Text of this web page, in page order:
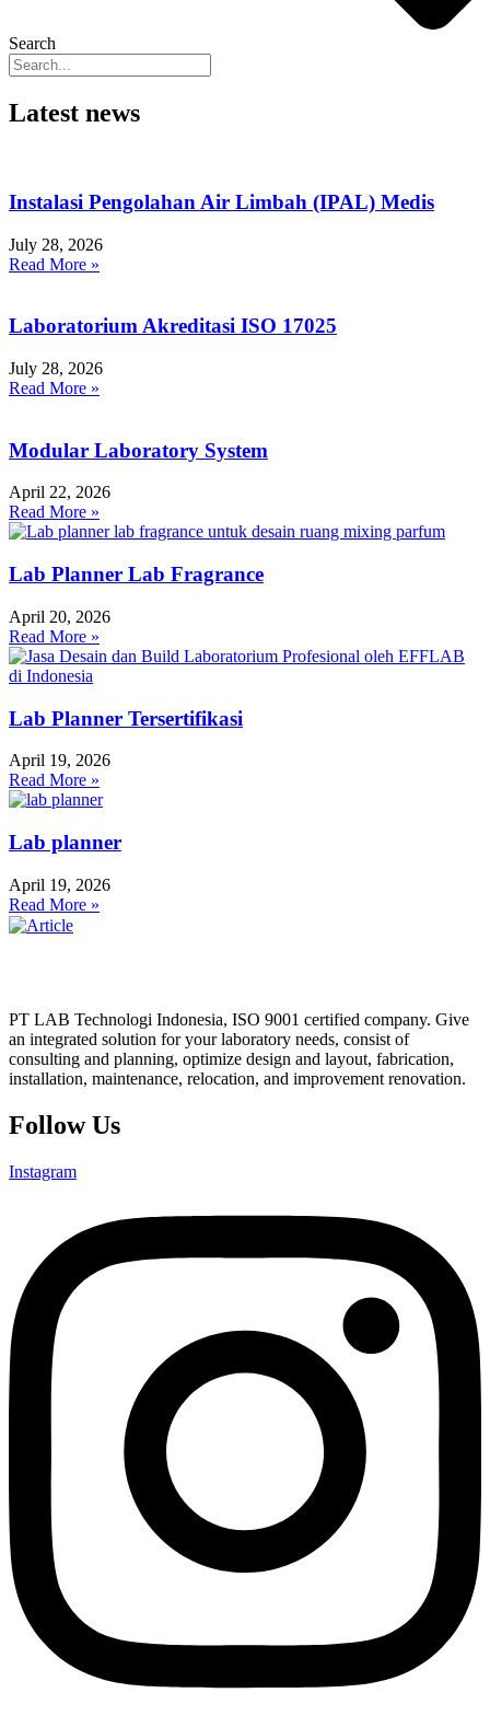
Search
Latest news
Instalasi Pengolahan Air Limbah (IPAL) Medis
July 28, 2026
Read More »
Laboratorium Akreditasi ISO 17025
July 28, 2026
Read More »
Modular Laboratory System
April 22, 2026
Read More »
Lab Planner Lab Fragrance
April 20, 2026
Read More »
Lab Planner Tersertifikasi
April 19, 2026
Read More »
Lab planner
April 19, 2026
Read More »
PT LAB Technologi Indonesia, ISO 9001 certified company. Give
an integrated solution for your laboratory needs, consist of
consulting and planning, optimize design and layout, fabrication,
installation, maintenance, relocation, and improvement renovation.
Follow Us
Instagram